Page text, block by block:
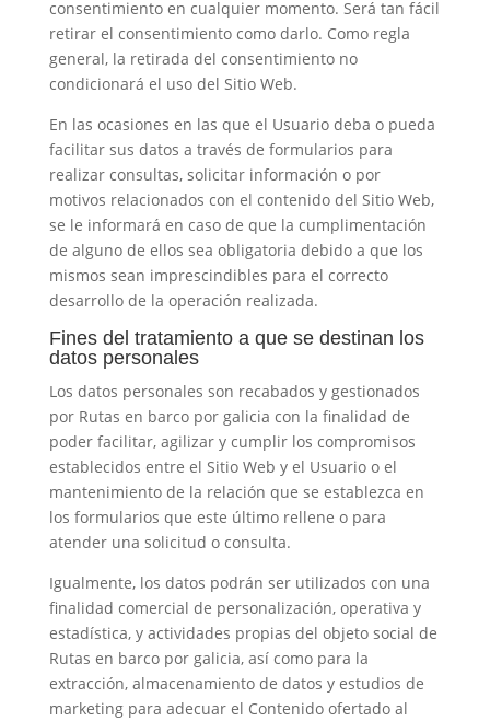
consentimiento en cualquier momento. Será tan fácil
retirar el consentimiento como darlo. Como regla
general, la retirada del consentimiento no
condicionará el uso del Sitio Web.
En las ocasiones en las que el Usuario deba o pueda
facilitar sus datos a través de formularios para
realizar consultas, solicitar información o por
motivos relacionados con el contenido del Sitio Web,
se le informará en caso de que la cumplimentación
de alguno de ellos sea obligatoria debido a que los
mismos sean imprescindibles para el correcto
desarrollo de la operación realizada.
Fines del tratamiento a que se destinan los
datos personales
Los datos personales son recabados y gestionados
por Rutas en barco por galicia con la finalidad de
poder facilitar, agilizar y cumplir los compromisos
establecidos entre el Sitio Web y el Usuario o el
mantenimiento de la relación que se establezca en
los formularios que este último rellene o para
atender una solicitud o consulta.
Igualmente, los datos podrán ser utilizados con una
finalidad comercial de personalización, operativa y
estadística, y actividades propias del objeto social de
Rutas en barco por galicia, así como para la
extracción, almacenamiento de datos y estudios de
marketing para adecuar el Contenido ofertado al